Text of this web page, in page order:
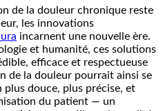
de la douleur chronique reste
les innovations
incarnent une nouvelle ère.
et humanité, ces solutions
efficace et respectueuse
de la douleur pourrait ainsi se
douce, plus précise, et
du patient — un